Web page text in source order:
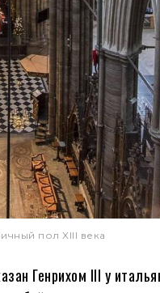
пол XIII века
Генрихом III у